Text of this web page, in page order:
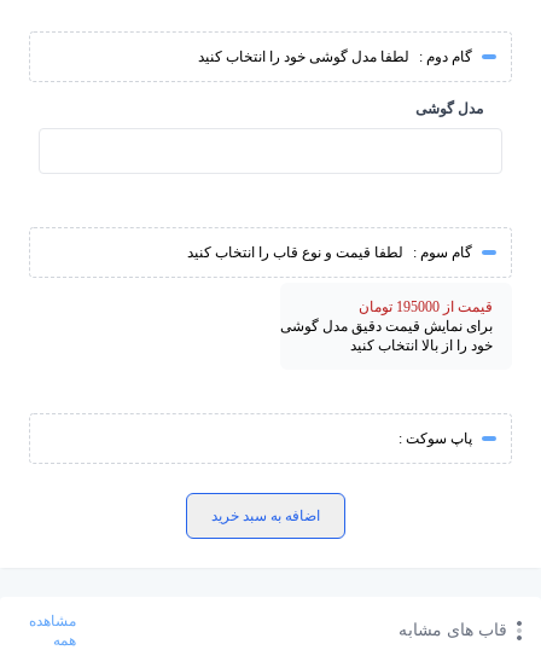
گام دوم : لطفا مدل گوشی خود را انتخاب کنید
مدل گوشی
گام سوم : لطفا قیمت و نوع قاب را انتخاب کنید
قیمت از 195000 تومان
برای نمایش قیمت دقیق مدل گوشی
خود را از بالا انتخاب کنید
پاپ سوکت :
اضافه به سبد خرید
قاب های مشابه
مشاهده
همه